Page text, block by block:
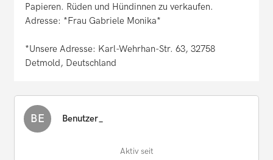
Papieren. Rüden und Hündinnen zu verkaufen.
Adresse: *Frau Gabriele Monika*
*Unsere Adresse: Karl-Wehrhan-Str. 63, 32758
Detmold, Deutschland
BE Benutzer_
Aktiv seit